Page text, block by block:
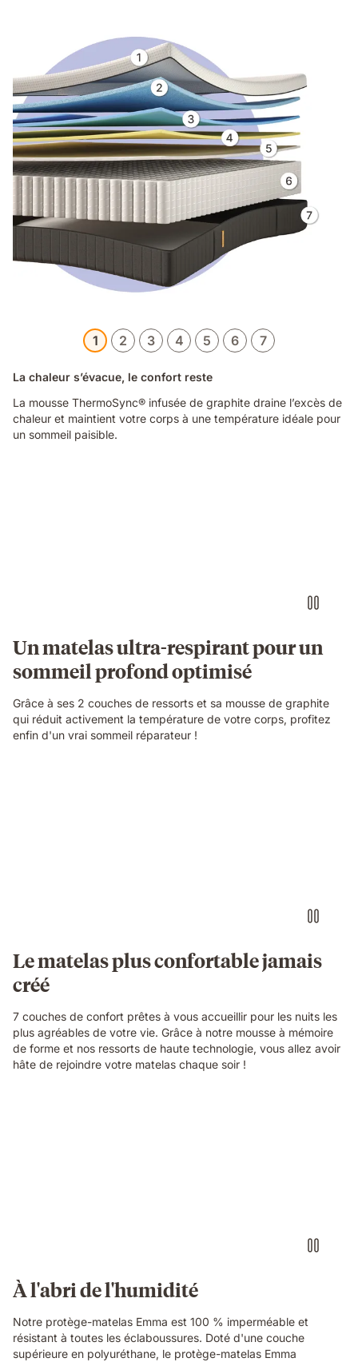
1 2 3 4 5 6 7
La chaleur s’évacue, le confort reste
La mousse ThermoSync® infusée de graphite draine l’excès de
chaleur et maintient votre corps à une température idéale pour
un sommeil paisible.
Un matelas ultra-respirant pour un
sommeil profond optimisé
Grâce à ses 2 couches de ressorts et sa mousse de graphite
qui réduit activement la température de votre corps, profitez
enfin d'un vrai sommeil réparateur !
Le matelas plus confortable jamais
créé
7 couches de confort prêtes à vous accueillir pour les nuits les
plus agréables de votre vie. Grâce à notre mousse à mémoire
de forme et nos ressorts de haute technologie, vous allez avoir
hâte de rejoindre votre matelas chaque soir !
À l'abri de l'humidité
Notre protège-matelas Emma est 100 % imperméable et
résistant à toutes les éclaboussures. Doté d'une couche
supérieure en polyuréthane, le protège-matelas Emma